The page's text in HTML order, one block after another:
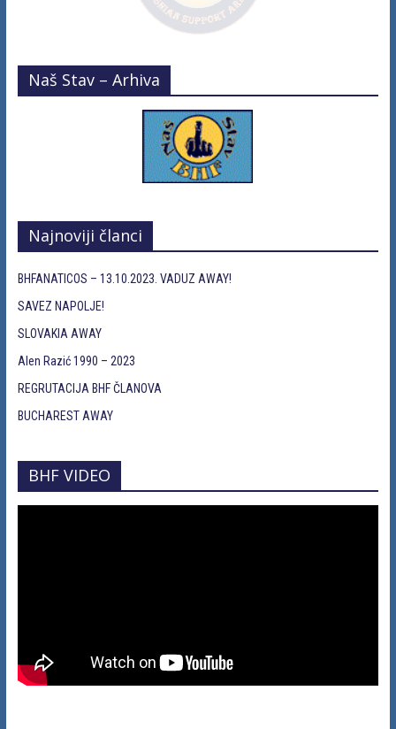
Naš Stav – Arhiva
Najnoviji članci
BHFANATICOS – 13.10.2023. VADUZ AWAY!
SAVEZ NAPOLJE!
SLOVAKIA AWAY
Alen Razić 1990 – 2023
REGRUTACIJA BHF ČLANOVA
BUCHAREST AWAY
BHF VIDEO